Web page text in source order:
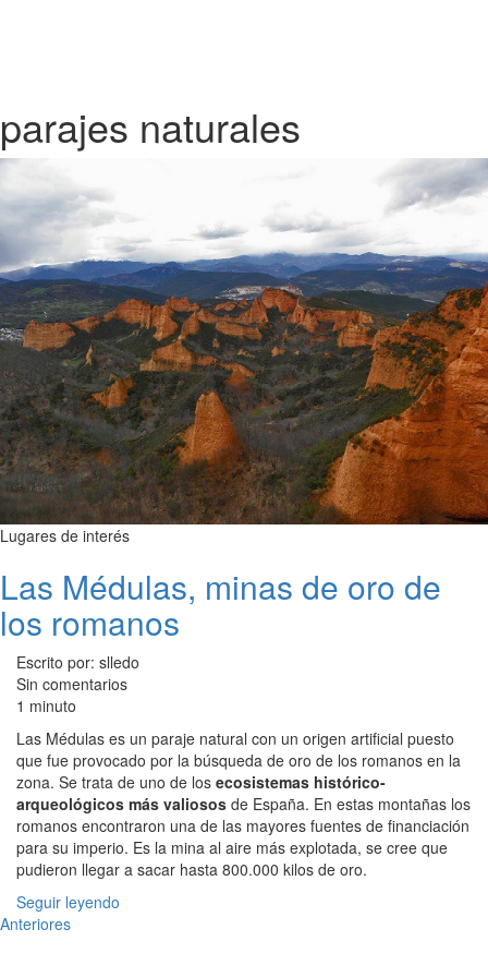
parajes naturales
Lugares de interés
Las Médulas, minas de oro de
los romanos
Escrito por: slledo
Sin comentarios
1 minuto
Las Médulas es un paraje natural con un origen artificial puesto
que fue provocado por la búsqueda de oro de los romanos en la
zona. Se trata de uno de los ecosistemas histórico-
arqueológicos más valiosos de España. En estas montañas los
romanos encontraron una de las mayores fuentes de financiación
para su imperio. Es la mina al aire más explotada, se cree que
pudieron llegar a sacar hasta 800.000 kilos de oro.
Seguir leyendo
Anteriores